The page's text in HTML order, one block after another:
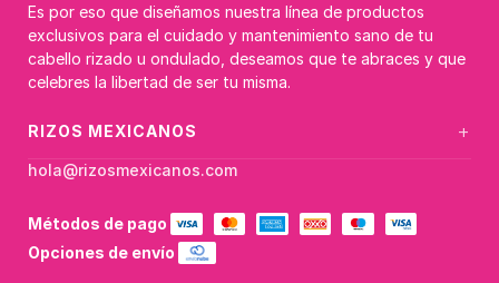
Es por eso que diseñamos nuestra línea de productos
exclusivos para el cuidado y mantenimiento sano de tu
cabello rizado u ondulado, deseamos que te abraces y que
celebres la libertad de ser tu misma.
RIZOS MEXICANOS +
hola@rizosmexicanos.com
Métodos de pago
Opciones de envío